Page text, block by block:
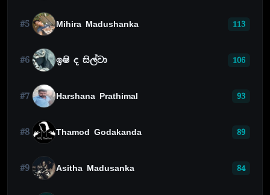
#5 Mihira Madushanka 113
#6 ඉෂි ද සිල්වා 106
#7 Harshana Prathimal 93
#8 Thamod Godakanda 89
#9 Asitha Madusanka 84